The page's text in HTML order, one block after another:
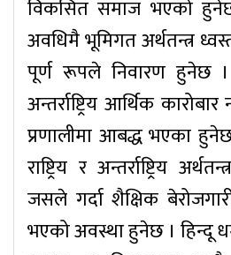
विकसित समाज भएको
अवधिमै भूमिगत अर्थतन्त्र
पूर्ण रूपले निवारण हुनेछ ।
अन्तर्राष्ट्रिय आर्थिक
प्रणालीमा आबद्ध भएका
राष्ट्रिय र अन्तर्राष्ट्रिय
जसले गर्दा शैक्षिक
भएको अवस्था हुनेछ । हिन्दू